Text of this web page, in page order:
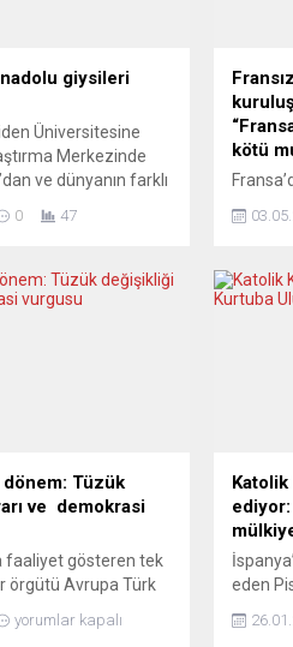
giysileri
Üniversitesine
Merkezinde
ve dünyanın farklı
ürünlerinin
İslam
Anadolu’dan
0 47
kötü
18 yaş
dönem: Tüzük
ve demokrasi
faaliyet gösteren tek
örgütü Avrupa Türk
yorumlar kapalı
Katolik
eden
yaptığı